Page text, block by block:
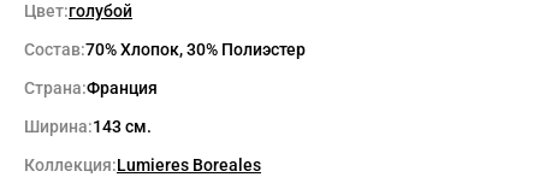
Цвет:голубой
Состав:70% Хлопок, 30% Полиэстер
Страна:Франция
Ширина:143 см.
Коллекция:Lumieres Boreales